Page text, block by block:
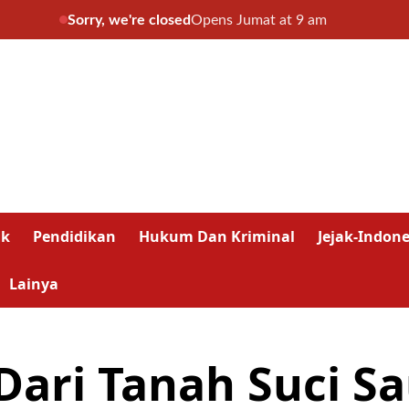
Sorry, we're closedOpens Jumat at 9 am
Pendidikan Hukum Dan Kriminal Jejak-
Lainya
Tanah Suci